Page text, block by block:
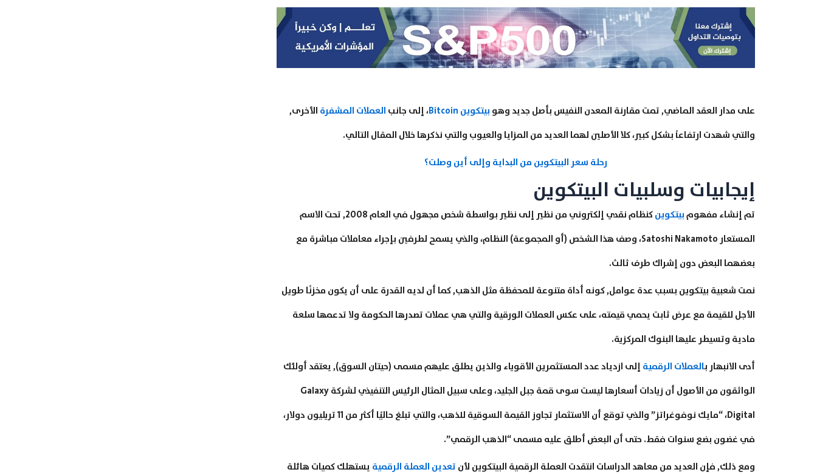
على مدار العقد الماضي, تمت مقارنة المعدن النفيس بأصل جديد وهو بيتكوين Bitcoin ، إلى جانب العملات المشفرة الأخرى,
والتي شهدت ارتفاعاً بشكل كبير، كلا الأصلين لهما العديد من المزايا والعيوب والتي نذكرها خلال المقال التالي.
رحلة سعر البيتكوين من البداية وإلى أين وصلت؟
إيجابيات وسلبيات البيتكوين
تم إنشاء مفهوم بيتكوين
كنظام نقدي إلكتروني من نظير إلى نظير بواسطة شخص مجهول في العام 2008, تحت الاسم
المستعار Satoshi Nakamoto، وصف هذا الشخص (أو المجموعة) النظام، والذي يسمح لطرفين بإجراء معاملات مباشرة مع
بعضهما البعض دون إشراك طرف ثالث.
نمت شعبية بيتكوين بسبب عدة عوامل, كونه أداة متنوعة للمحفظة مثل الذهب, كما أن لديه القدرة على أن يكون مخزنًا طويل
الأجل للقيمة مع عرض ثابت يحمي قيمته، على عكس العملات الورقية والتي هي عملات تصدرها الحكومة ولا تدعمها سلعة
مادية وتسيطر عليها البنوك المركزية.
أدى الانبهار بالعملات الرقمية إلى ازدياد عدد المستثمرين الأقوياء والذين يطلق عليهم مسمى (حيتان السوق), يعتقد أولئك
الواثقون من الأصول أن زيادات أسعارها ليست سوى قمة جبل الجليد، وعلى سبيل المثال الرئيس التنفيذي لشركة Galaxy
Digital، “مايك نوفوغراتز” والذي توقع أن الاستثمار تجاوز القيمة السوقية للذهب، والتي تبلغ حاليًا أكثر من 11 تريليون دولار،
في غضون بضع سنوات فقط. حتى أن البعض أطلق عليه مسمى “الذهب الرقمي”.
ومع ذلك, فإن العديد من معاهد الدراسات انتقدت العملة الرقمية البيتكوين لأن تعدين العملة الرقمية يستهلك كميات هائلة